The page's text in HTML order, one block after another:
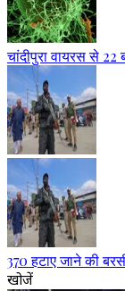
चांदीपुरा वायरस से 22
370 हटाए जाने की
खोजें